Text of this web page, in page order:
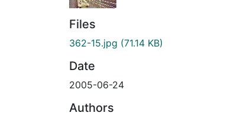
Files
362-15.jpg (71.14 KB)
Date
2005-06-24
Authors